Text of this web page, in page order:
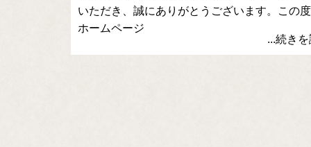
いただき、誠にありがとうございます。この
ホームページ
...続き